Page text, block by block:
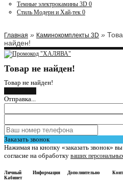
Темные электрокамины 3D 0
Стиль Модерн и Хай-тек 0
Главная » Каминокомплекты 3D »
найден!
Товар не найден!
Товар не найден!
Отправка...
Заказать звонок
Нажимая на кнопку «заказать звонок»
согласие на обработку ваших
Личный
Кабинет
Информация Дополнительно